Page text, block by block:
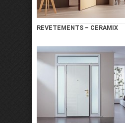
REVETEMENTS – CERAMIX